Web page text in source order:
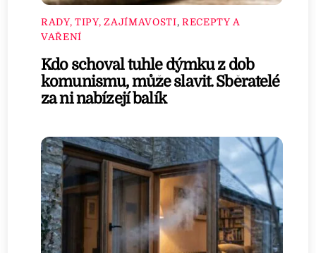
RADY, TIPY, ZAJÍMAVOSTI, RECEPTY A
VAŘENÍ
Kdo schoval tuhle dýmku z dob
komunismu, může slavit. Sběratelé
za ni nabízejí balík